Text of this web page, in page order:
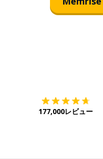
177,000レビュー